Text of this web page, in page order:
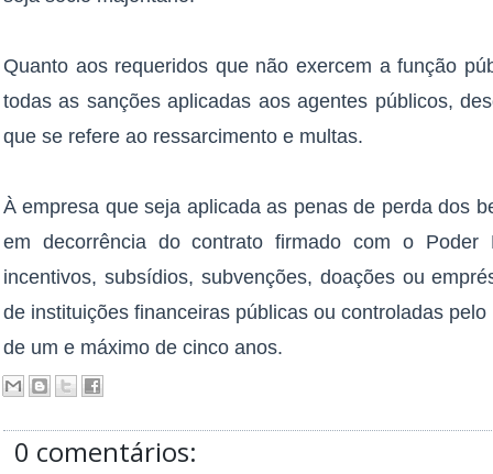
Quanto aos requeridos que não exercem a função
todas as sanções aplicadas aos agentes públicos,
que se refere ao ressarcimento e multas.
À empresa que seja aplicada as penas de perda dos
em decorrência do contrato firmado com o Poder
incentivos, subsídios, subvenções, doações ou
de instituições financeiras públicas ou controladas
de um e máximo de cinco anos.
0 comentários: